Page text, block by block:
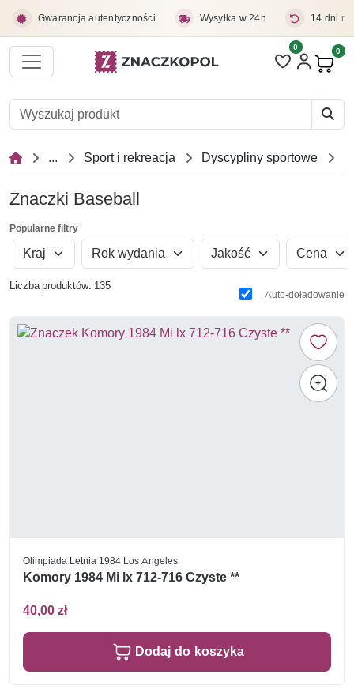
Gwarancja autentyczności Wysyłka w 24h 14 dni
Liczba pozycji
0 0
... Sport i rekreacja Dyscypliny sportowe
Znaczki Baseball
Popularne filtry
Kraj Rok wydania Jakość Cena
Liczba produktów: 135
Auto-doładowanie
Olimpiada Letnia 1984 Los Angeles
Komory 1984 Mi lx 712-716 Czyste **
40,00 zł
Dodaj do koszyka